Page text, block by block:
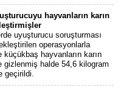
hayvanların karın
uyuşturucu soruşturması
operasyonlarla
küçükbaş hayvanların karın
gizlenmiş halde 54,6 kilogram
geçirildi.